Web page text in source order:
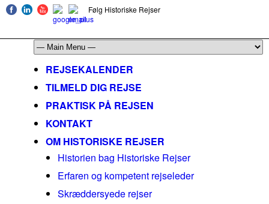
Følg Historiske Rejser
REJSEKALENDER
TILMELD DIG REJSE
PRAKTISK PÅ REJSEN
KONTAKT
OM HISTORISKE REJSER
Historien bag Historiske Rejser
Erfaren og kompetent rejseleder
Skræddersyede rejser